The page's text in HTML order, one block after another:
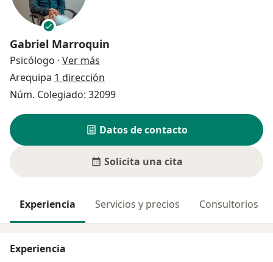
Gabriel Marroquin
Psicólogo · Ver más
Arequipa 1 dirección
Núm. Colegiado: 32099
Datos de contacto
Solicita una cita
Experiencia Servicios y precios Consultorios
Experiencia